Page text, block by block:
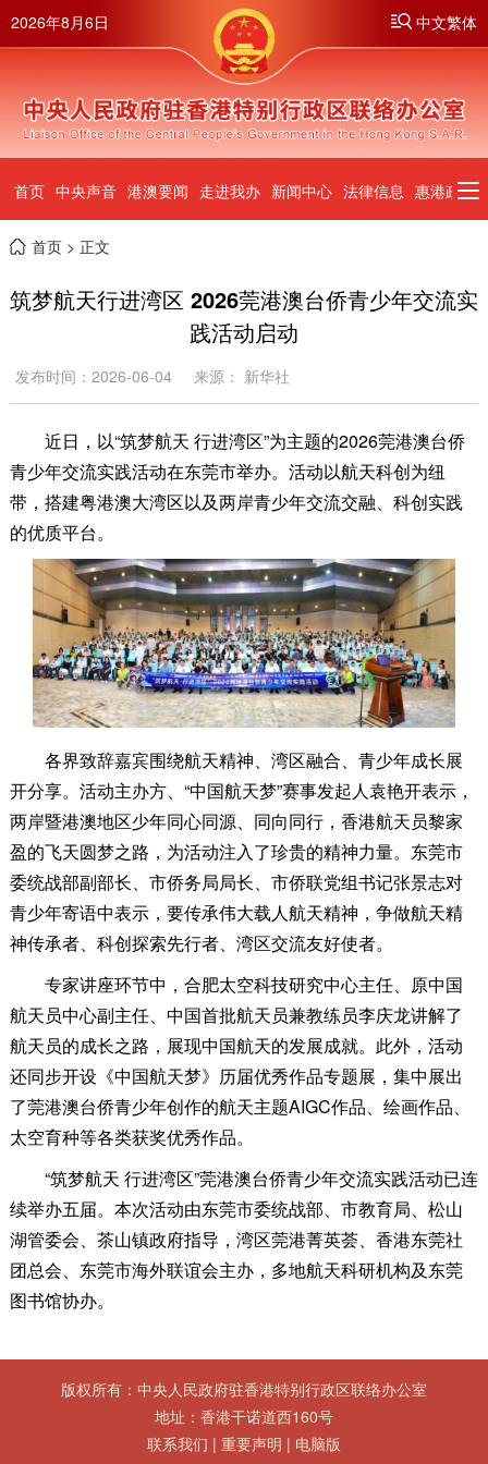
2026年8月6日 中文繁体
首页 中央声音 港澳要闻 走进我办 新闻中心 法律信息 惠港政策
首页> 正文
筑梦航天行进湾区 2026莞港澳台侨青少年交流实
践活动启动
发布时间：2026-06-04 来源： 新华社
近日，以“筑梦航天 行进湾区”为主题的2026莞港澳台侨
青少年交流实践活动在东莞市举办。活动以航天科创为纽
带，搭建粤港澳大湾区以及两岸青少年交流交融、科创实践
的优质平台。
各界致辞嘉宾围绕航天精神、湾区融合、青少年成长展
开分享。活动主办方、“中国航天梦”赛事发起人袁艳开表示，
两岸暨港澳地区少年同心同源、同向同行，香港航天员黎家
盈的飞天圆梦之路，为活动注入了珍贵的精神力量。东莞市
委统战部副部长、市侨务局局长、市侨联党组书记张景志对
青少年寄语中表示，要传承伟大载人航天精神，争做航天精
神传承者、科创探索先行者、湾区交流友好使者。
专家讲座环节中，合肥太空科技研究中心主任、原中国
航天员中心副主任、中国首批航天员兼教练员李庆龙讲解了
航天员的成长之路，展现中国航天的发展成就。此外，活动
还同步开设《中国航天梦》历届优秀作品专题展，集中展出
了莞港澳台侨青少年创作的航天主题AIGC作品、绘画作品、
太空育种等各类获奖优秀作品。
“筑梦航天 行进湾区”莞港澳台侨青少年交流实践活动已连
续举办五届。本次活动由东莞市委统战部、市教育局、松山
湖管委会、茶山镇政府指导，湾区莞港菁英荟、香港东莞社
团总会、东莞市海外联谊会主办，多地航天科研机构及东莞
图书馆协办。
版权所有：中央人民政府驻香港特别行政区联络办公室
地址：香港干诺道西160号
联系我们 | 重要声明 | 电脑版